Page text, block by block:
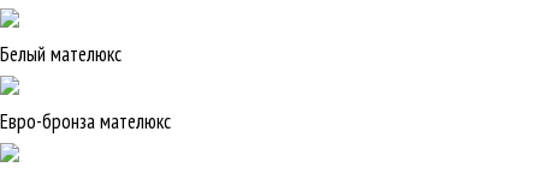
Белый мателюкс
Евро-бронза мателюкс